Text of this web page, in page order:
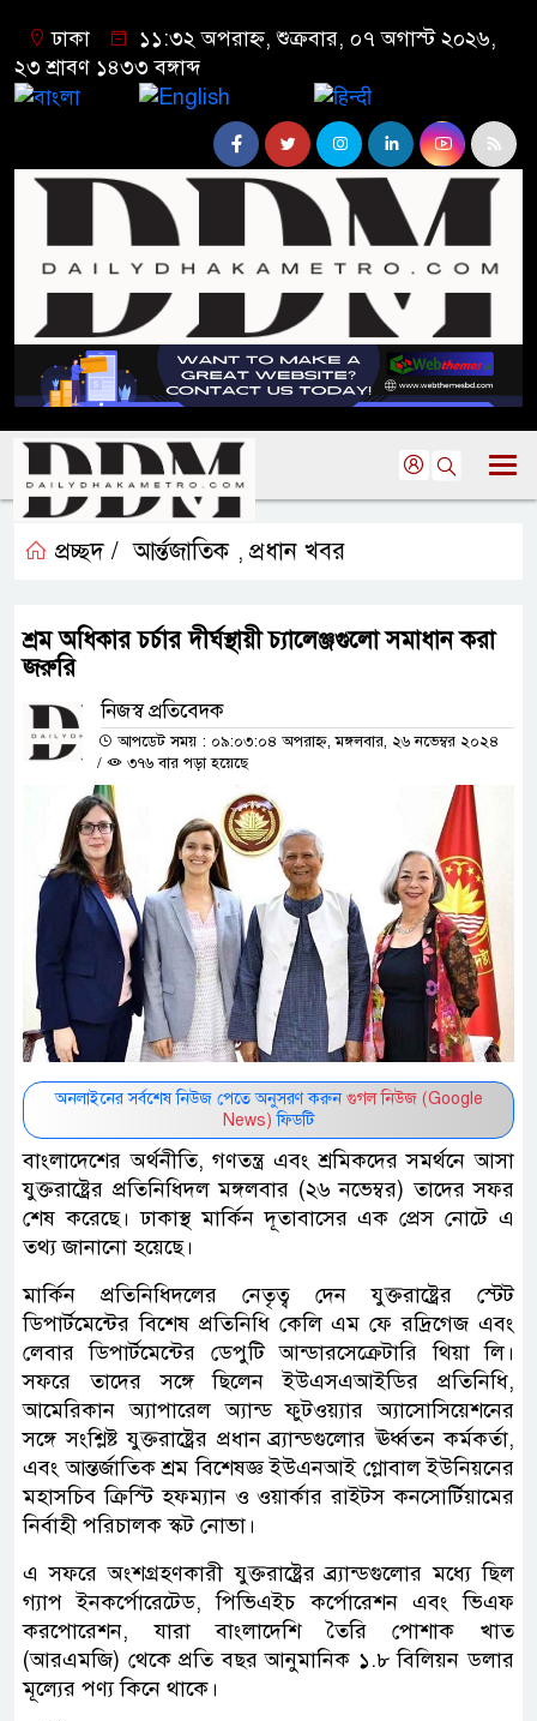
ঢাকা
১১:৩২ অপরাহ্ন, শুক্রবার, ০৭ অগাস্ট ২০২৬,
২৩ শ্রাবণ ১৪৩৩ বঙ্গাব্দ
প্রচ্ছদ / আর্ন্তজাতিক , প্রধান খবর
শ্রম অধিকার চর্চার দীর্ঘস্থায়ী চ্যালেঞ্জগুলো সমাধান করা
জরুরি
নিজস্ব প্রতিবেদক
আপডেট সময় : ০৯:০৩:০৪ অপরাহ্ন, মঙ্গলবার, ২৬ নভেম্বর ২০২৪
/
৩৭৬ বার পড়া হয়েছে
অনলাইনের সর্বশেষ নিউজ পেতে অনুসরণ করুন গুগল নিউজ (Google
News) ফিডটি
বাংলাদেশের অর্থনীতি, গণতন্ত্র এবং শ্রমিকদের সমর্থনে আসা
যুক্তরাষ্ট্রের প্রতিনিধিদল মঙ্গলবার (২৬ নভেম্বর) তাদের সফর
শেষ করেছে। ঢাকাস্থ মার্কিন দূতাবাসের এক প্রেস নোটে এ
তথ্য জানানো হয়েছে।
মার্কিন প্রতিনিধিদলের নেতৃত্ব দেন যুক্তরাষ্ট্রের স্টেট
ডিপার্টমেন্টের বিশেষ প্রতিনিধি কেলি এম ফে রদ্রিগেজ এবং
লেবার ডিপার্টমেন্টের ডেপুটি আন্ডারসেক্রেটারি থিয়া লি।
সফরে তাদের সঙ্গে ছিলেন ইউএসএআইডির প্রতিনিধি,
আমেরিকান অ্যাপারেল অ্যান্ড ফুটওয়্যার অ্যাসোসিয়েশনের
সঙ্গে সংশ্লিষ্ট যুক্তরাষ্ট্রের প্রধান ব্র্যান্ডগুলোর ঊর্ধ্বতন কর্মকর্তা,
এবং আন্তর্জাতিক শ্রম বিশেষজ্ঞ ইউএনআই গ্লোবাল ইউনিয়নের
মহাসচিব ক্রিস্টি হফম্যান ও ওয়ার্কার রাইটস কনসোর্টিয়ামের
নির্বাহী পরিচালক স্কট নোভা।
এ সফরে অংশগ্রহণকারী যুক্তরাষ্ট্রের ব্র্যান্ডগুলোর মধ্যে ছিল
গ্যাপ ইনকর্পোরেটেড, পিভিএইচ কর্পোরেশন এবং ভিএফ
করপোরেশন, যারা বাংলাদেশি তৈরি পোশাক খাত
(আরএমজি) থেকে প্রতি বছর আনুমানিক ১.৮ বিলিয়ন ডলার
মূল্যের পণ্য কিনে থাকে।